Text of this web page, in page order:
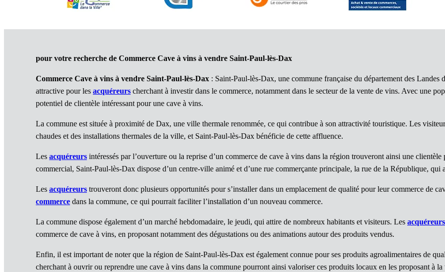
pour votre recherche de Commerce Cave à vins à vendre Saint-Paul-lès-Dax
Commerce Cave à vins à vendre Saint-Paul-lès-Dax : Saint-Paul-lès-Dax, une commune française du département des
attractive pour les acquéreurs cherchant à investir dans le commerce, notamment dans le secteur de la vente de vins. Avec une
potentiel de clientèle intéressant pour une cave à vins.
La commune est située à proximité de Dax, une ville thermale renommée, ce qui contribue à son attractivité touristique. Les
chaudes et des installations thermales de la ville, et Saint-Paul-lès-Dax bénéficie de cette affluence.
Les acquéreurs intéressés par l’ouverture ou la reprise d’un commerce de cave à vins dans la région trouveront ainsi une
commercial, Saint-Paul-lès-Dax dispose d’un centre-ville animé et d’une rue commerçante principale, la rue de la République, qui
Les acquéreurs trouveront donc plusieurs opportunités pour s’installer dans un emplacement de qualité pour leur commerce de
commerce dans la commune, ce qui pourrait faciliter l’installation d’un nouveau commerce.
La commune dispose également d’un marché hebdomadaire, le jeudi, qui attire de nombreux habitants et visiteurs. Les acquéreurs
commerce de cave à vins, en proposant notamment des dégustations ou des animations autour des produits vendus.
Enfin, il est important de noter que la région de Saint-Paul-lès-Dax est également connue pour ses produits agroalimentaires de
cherchant à ouvrir ou reprendre une cave à vins dans la commune pourront ainsi valoriser ces produits locaux en les proposant à